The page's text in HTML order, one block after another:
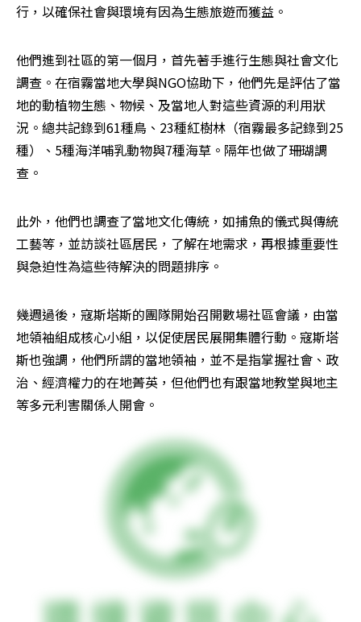
行，以確保社會與環境有因為生態旅遊而獲益。
他們進到社區的第一個月，首先著手進行生態與社會文化
調查。在宿霧當地大學與NGO協助下，他們先是評估了當
地的動植物生態、物候、及當地人對這些資源的利用狀
況。總共記錄到61種鳥、23種紅樹林（宿霧最多記錄到25
種）、5種海洋哺乳動物與7種海草。隔年也做了珊瑚調
查。
此外，他們也調查了當地文化傳統，如捕魚的儀式與傳統
工藝等，並訪談社區居民，了解在地需求，再根據重要性
與急迫性為這些待解決的問題排序。
幾週過後，寇斯塔斯的團隊開始召開數場社區會議，由當
地領袖組成核心小組，以促使居民展開集體行動。寇斯塔
斯也強調，他們所謂的當地領袖，並不是指掌握社會、政
治、經濟權力的在地菁英，但他們也有跟當地教堂與地主
等多元利害關係人開會。